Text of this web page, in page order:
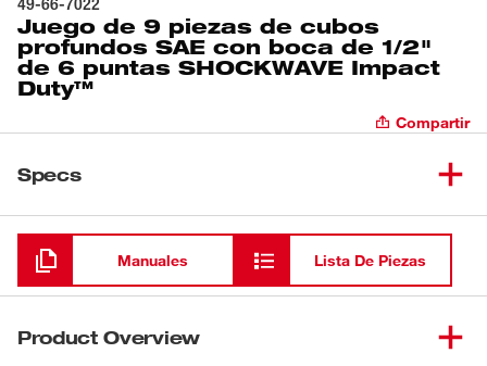
Juego de 9 piezas de cubos
profundos SAE con boca de 1/2"
de 6 puntas SHOCKWAVE Impact
Duty™
Compartir
Specs
Cargando
Manuales Lista De Piezas
Product Overview